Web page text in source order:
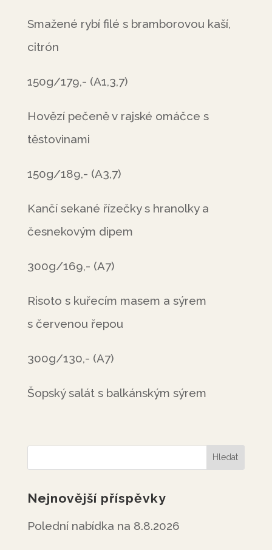
Smažené rybí filé s bramborovou kaší,
citrón
150g/179,- (A1,3,7)
Hovězí pečeně v rajské omáčce s
těstovinami
150g/189,- (A3,7)
Kančí sekané řízečky s hranolky a
česnekovým dipem
300g/169,- (A7)
Risoto s kuřecím masem a sýrem
s červenou řepou
300g/130,- (A7)
Šopský salát s balkánským sýrem
Nejnovější příspěvky
Polední nabídka na 8.8.2026